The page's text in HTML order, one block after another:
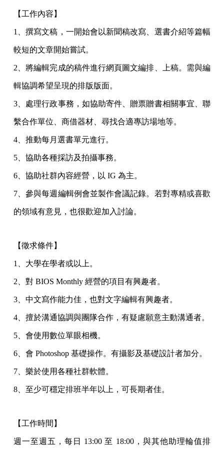
【工作內容】
1、撰寫文稿，一開始會以新聞稿改寫、選書介紹等篇幅
較短的文章開始嘗試。
2、將編輯完成的稿件進行網頁圖文編排、上稿。需與編
輯協調希望呈現的排版版面。
3、處理行政事務，如協助寄件、贈票贈書相關事宜、聯
繫合作單位、商借器材、尋找合適專訪場地等。
4、推動每月選書單元進行。
5、協助各種採訪及拍攝事務。
6、協助社群內容經營，以 IG 為主。
7、參與每週編輯例會並製作會議記錄。若對專精或喜歡
的領域有意見，也很歡迎加入討論。
【徵求條件】
1、大學在學者或以上。
2、對 BIOS Monthly 經營的項目有興趣者。
3、中文寫作能力佳，也對文字編輯有興趣者。
4、擅於溝通協調與團隊合作，有疑慮願意主動溝通者。
5、會使用數位單眼相機。
6、會 Photoshop 基礎操作。有攝影及基礎設計者加分。
7、樂於使用各種社群軟體。
8、至少可穩定排班半年以上，可長期者佳。
【工作時間】
週一至週五，每日 13:00 至 18:00，與其他助理輪值排